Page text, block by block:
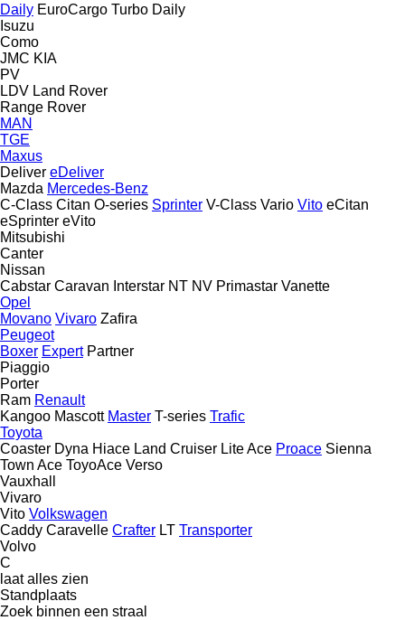
Daily EuroCargo Turbo Daily
Isuzu
Como
JMC KIA
PV
LDV Land Rover
Range Rover
MAN
TGE
Maxus
Deliver eDeliver
Mazda Mercedes-Benz
C-Class Citan O-series Sprinter V-Class Vario Vito eCitan
eSprinter eVito
Mitsubishi
Canter
Nissan
Cabstar Caravan Interstar NT NV Primastar Vanette
Opel
Movano Vivaro Zafira
Peugeot
Boxer Expert Partner
Piaggio
Porter
Ram Renault
Kangoo Mascott Master T-series Trafic
Toyota
Coaster Dyna Hiace Land Cruiser Lite Ace Proace Sienna
Town Ace ToyoAce Verso
Vauxhall
Vivaro
Vito Volkswagen
Caddy Caravelle Crafter LT Transporter
Volvo
C
laat alles zien
Standplaats
Zoek binnen een straal